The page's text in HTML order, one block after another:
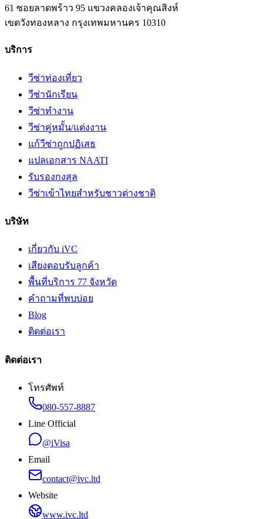
61 ซอยลาดพร้าว 95 แขวงคลองเจ้าคุณสิงห์
เขตวังทองหลาง กรุงเทพมหานคร 10310
บริการ
วีซ่าท่องเที่ยว
วีซ่านักเรียน
วีซ่าทำงาน
วีซ่าคู่หมั้น/แต่งงาน
แก้วีซ่าถูกปฏิเสธ
แปลเอกสาร NAATI
รับรองกงสุล
วีซ่าเข้าไทยสำหรับชาวต่างชาติ
บริษัท
เกี่ยวกับ iVC
เสียงตอบรับลูกค้า
พื้นที่บริการ 77 จังหวัด
คำถามที่พบบ่อย
Blog
ติดต่อเรา
ติดต่อเรา
โทรศัพท์
080-557-8887
Line Official
@iVisa
Email
contact@ivc.ltd
Website
www.ivc.ltd